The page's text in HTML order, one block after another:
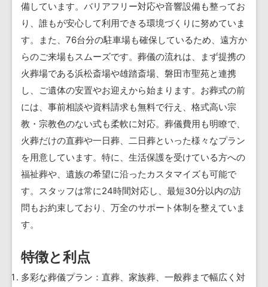
備しています。バリアフリー対応や音響設備も整ってお
り、誰もが安心して利用できる環境づくりに努めていま
す。また、76台分の駐車場も確保しているため、遠方か
らのご来場もスムーズです。葬儀の流れは、まず提携の
火葬場である浜松斎場や雄踏斎場、磐田市聖苑と連携
し、ご遺体の安置やお迎えから始まります。お葬式の前
には、事前相談や資料請求も無料で行え、格式高い宗
教・宗教色のない式も柔軟に対応。葬儀費用も明瞭で、
火葬だけの直葬や一日葬、二日葬といった様々なプラン
を用意しています。特に、生活保護を受けている方への
福祉葬や、遺族の希望に沿ったカスタマイズも可能で
す。スタッフは常に24時間対応し、最短30分以内の訪
問もお約束しており、万全のサポート体制を整えていま
す。
特徴と利点
多彩な葬儀プラン：直葬、家族葬、一般葬まで幅広く対